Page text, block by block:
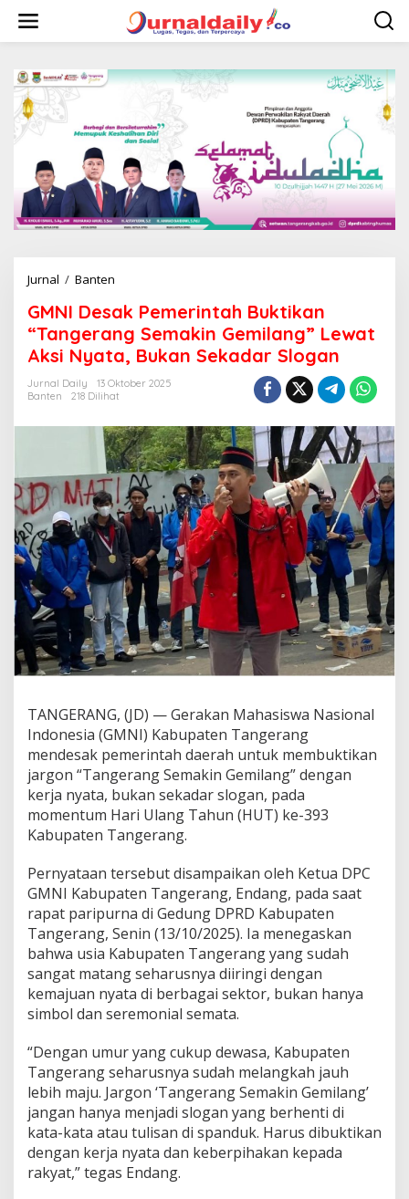
w
Jurnal / Banten
N
I
D
e
s
a
P
e
m
e
i
n
t
a
h
B
u
k
t
i
k
n
“
T
a
n
g
e
r
a
g
e
m
a
k
i
G
e
i
l
n
g
”
L
w
GMNI Desak Pemerintah Buktikan
“Tangerang Semakin Gemilang” Lewat
Aksi Nyata, Bukan Sekadar Slogan
Jurnal Daily
13 Oktober 2025
Banten
218 Dilihat
TANGERANG, (JD) — Gerakan Mahasiswa Nasional
Indonesia (GMNI) Kabupaten Tangerang
mendesak pemerintah daerah untuk membuktikan
jargon “Tangerang Semakin Gemilang” dengan
kerja nyata, bukan sekadar slogan, pada
momentum Hari Ulang Tahun (HUT) ke-393
Kabupaten Tangerang.
Pernyataan tersebut disampaikan oleh Ketua DPC
GMNI Kabupaten Tangerang, Endang, pada saat
rapat paripurna di Gedung DPRD Kabupaten
Tangerang, Senin (13/10/2025). Ia menegaskan
bahwa usia Kabupaten Tangerang yang sudah
sangat matang seharusnya diiringi dengan
kemajuan nyata di berbagai sektor, bukan hanya
simbol dan seremonial semata.
“Dengan umur yang cukup dewasa, Kabupaten
Tangerang seharusnya sudah melangkah jauh
lebih maju. Jargon ‘Tangerang Semakin Gemilang’
jangan hanya menjadi slogan yang berhenti di
kata-kata atau tulisan di spanduk. Harus dibuktikan
dengan kerja nyata dan keberpihakan kepada
rakyat,” tegas Endang.